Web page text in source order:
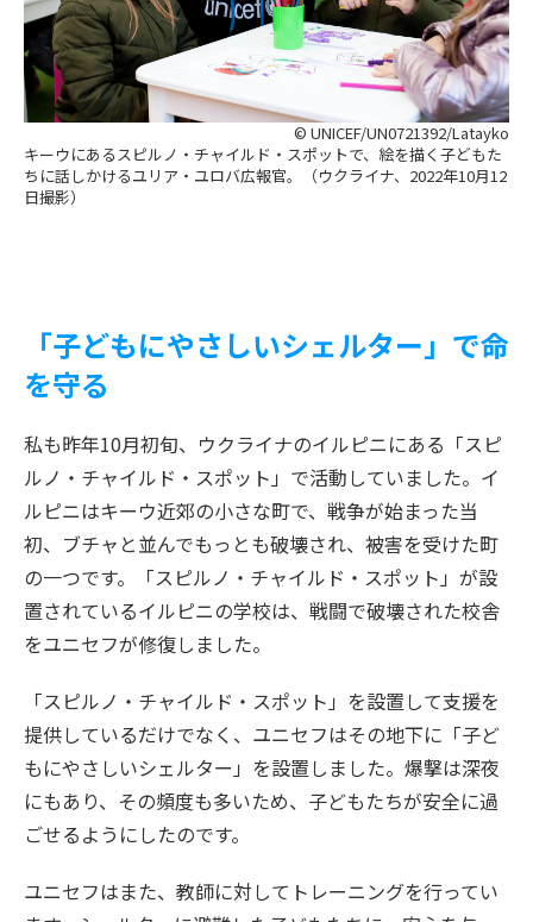
© UNICEF/UN0721392/Latayko
キーウにあるスピルノ・チャイルド・スポットで、絵を描く子どもた
ちに話しかけるユリア・ユロバ広報官。（ウクライナ、2022年10月12
日撮影）
「子どもにやさしいシェルター」で命
を守る
私も昨年10月初旬、ウクライナのイルピニにある「スピ
ルノ・チャイルド・スポット」で活動していました。イ
ルピニはキーウ近郊の小さな町で、戦争が始まった当
初、ブチャと並んでもっとも破壊され、被害を受けた町
の一つです。「スピルノ・チャイルド・スポット」が設
置されているイルピニの学校は、戦闘で破壊された校舎
をユニセフが修復しました。
「スピルノ・チャイルド・スポット」を設置して支援を
提供しているだけでなく、ユニセフはその地下に「子ど
もにやさしいシェルター」を設置しました。爆撃は深夜
にもあり、その頻度も多いため、子どもたちが安全に過
ごせるようにしたのです。
ユニセフはまた、教師に対してトレーニングを行ってい